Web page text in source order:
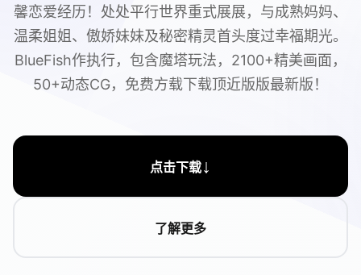
馨恋爱经历！处处平行世界重式展展，与成熟妈妈、
温柔姐姐、傲娇妹妹及秘密精灵首头度过幸福期光。
BlueFish作执行，包含魔塔玩法，2100+精美画面，
50+动态CG，免费方载下载顶近版版最新版！
点击下载↓
了解更多